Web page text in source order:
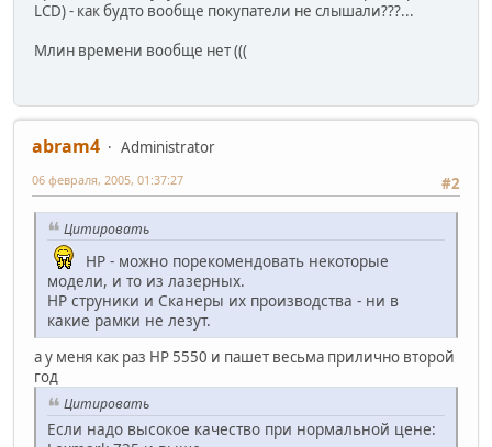
LCD) - как будто вообще покупатели не слышали???...
Млин времени вообще нет (((
abram4
Administrator
#2
06 февраля, 2005, 01:37:27
Цитировать
HP - можно порекомендовать некоторые
модели, и то из лазерных.
HP струники и Сканеры их производства - ни в
какие рамки не лезут.
а у меня как раз HP 5550 и пашет весьма прилично второй
год
Цитировать
Если надо высокое качество при нормальной цене: